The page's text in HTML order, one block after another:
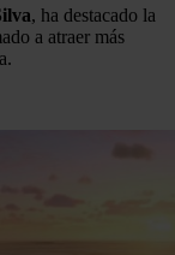
, ha destacado la
a atraer más